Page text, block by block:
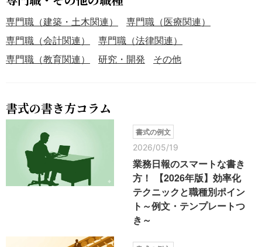
専門職（建築・土木関連）
専門職（医療関連）
専門職（会計関連）
専門職（法律関連）
専門職（教育関連）
研究・開発 その他
書式の書き方コラム
書式の例文
2026/05/19
業務日報のスマートな書き
方！ 【2026年版】効率化
テクニックと職種別ポイン
ト～例文・テンプレートつ
き～